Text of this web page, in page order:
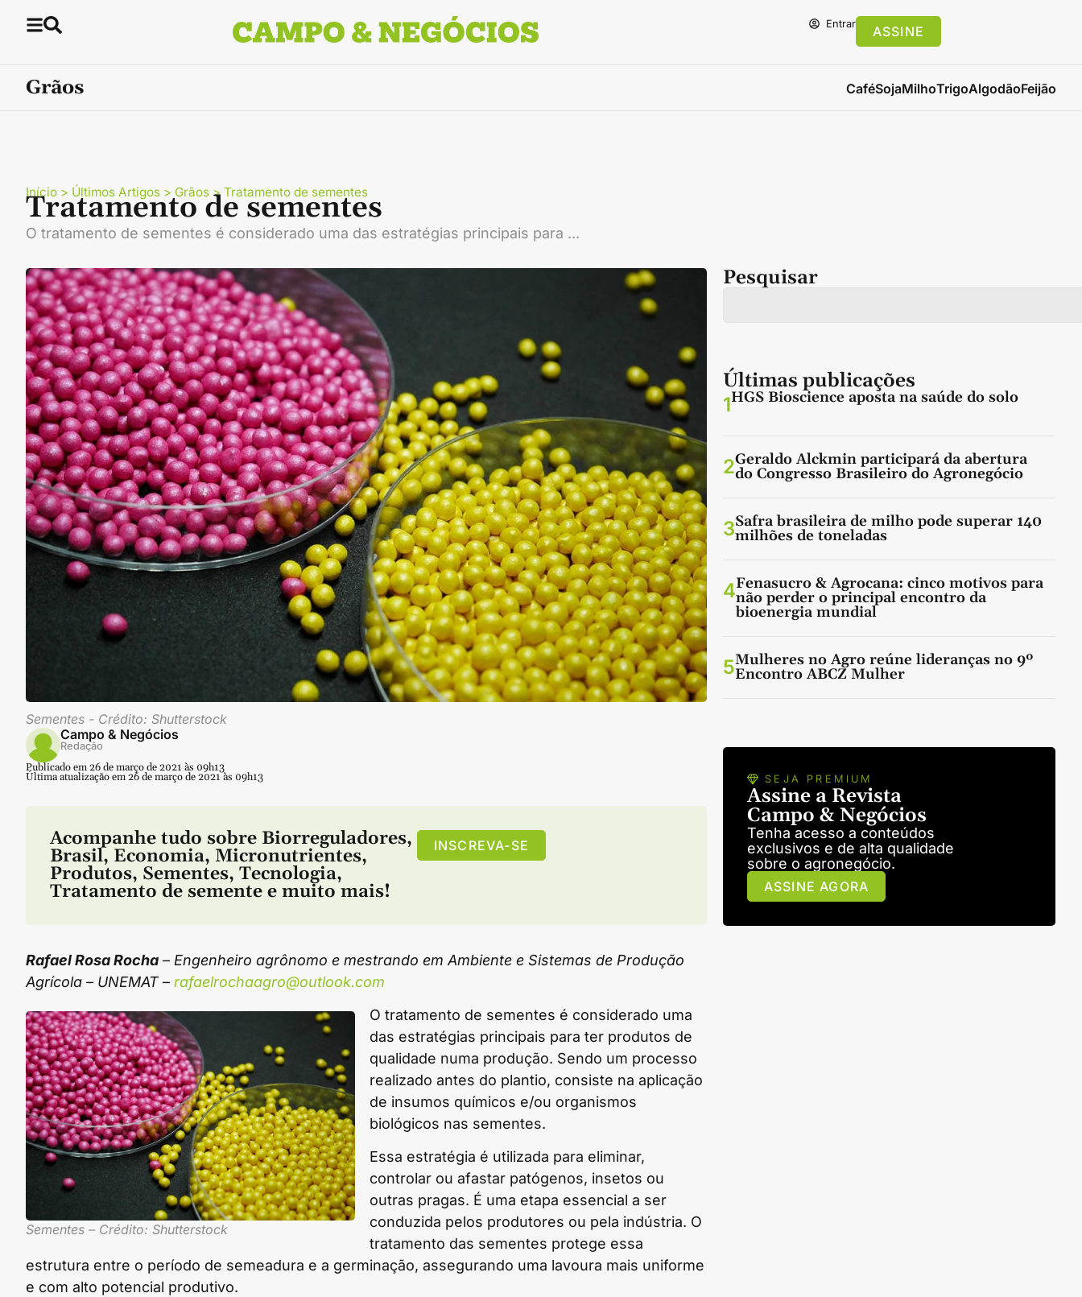
Entrar ASSINE
Grãos CaféSojaMilhoTrigoAlgodãoFeijão
Início > Últimos Artigos > Grãos > Tratamento de sementes
Tratamento de sementes
O tratamento de sementes é considerado uma das estratégias principais para ...
Sementes - Crédito: Shutterstock
Campo & Negócios
Redação
Publicado em 26 de março de 2021 às 09h13
Última atualização em 26 de março de 2021 às 09h13
Acompanhe tudo sobre Biorreguladores,
Brasil, Economia, Micronutrientes,
Produtos, Sementes, Tecnologia,
Tratamento de semente e muito mais!
INSCREVA-SE
Rafael Rosa Rocha – Engenheiro agrônomo e mestrando em Ambiente e Sistemas de Produção
Agrícola – UNEMAT – rafaelrochaagro@outlook.com
Sementes – Crédito: Shutterstock
O tratamento de sementes é considerado uma
das estratégias principais para ter produtos de
qualidade numa produção. Sendo um processo
realizado antes do plantio, consiste na aplicação
de insumos químicos e/ou organismos
biológicos nas sementes.
Essa estratégia é utilizada para eliminar,
controlar ou afastar patógenos, insetos ou
outras pragas. É uma etapa essencial a ser
conduzida pelos produtores ou pela indústria. O
tratamento das sementes protege essa
estrutura entre o período de semeadura e a germinação, assegurando uma lavoura mais uniforme
e com alto potencial produtivo.
Pesquisar
Últimas publicações
1HGS Bioscience aposta na saúde do solo
2Geraldo Alckmin participará da abertura
do Congresso Brasileiro do Agronegócio
3Safra brasileira de milho pode superar 140
milhões de toneladas
4Fenasucro & Agrocana: cinco motivos para
não perder o principal encontro da
bioenergia mundial
5Mulheres no Agro reúne lideranças no 9º
Encontro ABCZ Mulher
SEJA PREMIUM
Assine a Revista
Campo & Negócios
Tenha acesso a conteúdos
exclusivos e de alta qualidade
sobre o agronegócio.
ASSINE AGORA